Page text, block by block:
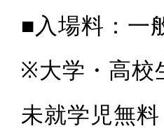
■入場料：一
※大学・高校
未就学児無料